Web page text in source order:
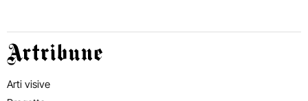
Artribune
Arti visive